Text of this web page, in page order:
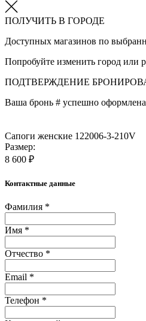
ПОЛУЧИТЬ В ГОРОДЕ
Доступных магазинов по
Попробуйте изменить город или
ПОДТВЕРЖДЕНИЕ
Ваша бронь # успешно оформлена
Сапоги женские 122006-3-210V
Размер:
8 600 ₽
Контактные данные
Фамилия *
Имя *
Отчество *
Email *
Телефон *